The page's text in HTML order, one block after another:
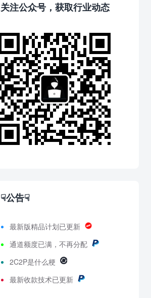
关注公众号，获取行业动态
☟公告☟
最新版精品计划已更新
通道额度已满，不再分配
2C2P是什么梗
最新收款技术已更新